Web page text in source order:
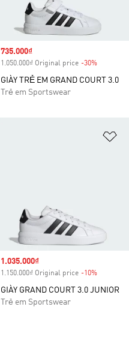
Sale price
735.000₫
1.050.000₫ Original price -30%
GIÀY TRẺ EM GRAND COURT 3.0
Trẻ em Sportswear
Sale price
1.035.000₫
1.150.000₫ Original price -10%
GIÀY GRAND COURT 3.0 JUNIOR
Trẻ em Sportswear